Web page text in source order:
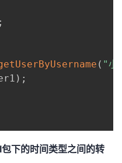
;
( "小
) ;
下的时间类型之间的转